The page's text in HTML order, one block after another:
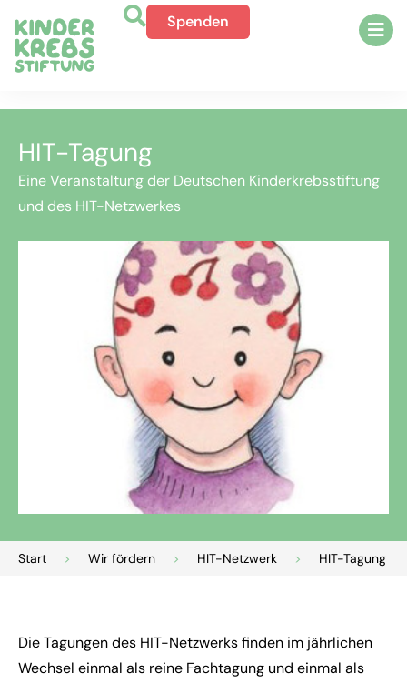
Spenden
HIT-Tagung
Eine Veranstaltung der Deutschen Kinderkrebsstiftung
und des HIT-Netzwerkes
Start > Wir fördern > HIT-Netzwerk > HIT-Tagung
Die Tagungen des HIT-Netzwerksfinden im jährlichen
Wechsel einmal als reine Fachtagung und einmal als